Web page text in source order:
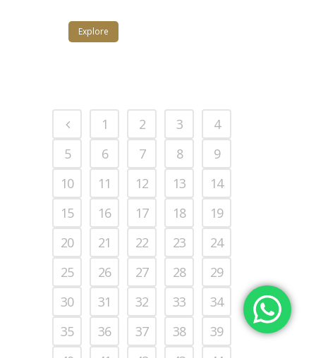
Explore
1 2 3
4
5
6 7 8
9
10
11 12 13
14
15
16 17 18
19
20
21 22 23
24
25
26 27 28
29
30
31 32 33
34
35
36 37 38
39